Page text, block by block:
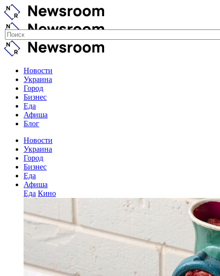
Новости
Украина
Город
Бизнес
Еда
Афиша
Блог
Новости
Украина
Город
Бизнес
Еда
Афиша
Еда Кино